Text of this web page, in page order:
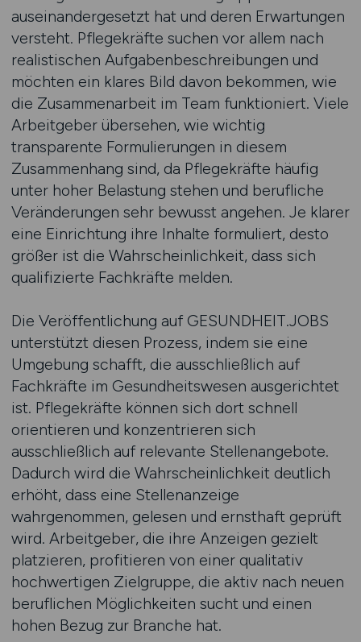
auseinandergesetzt hat und deren Erwartungen
versteht. Pflegekräfte suchen vor allem nach
realistischen Aufgabenbeschreibungen und
möchten ein klares Bild davon bekommen, wie
die Zusammenarbeit im Team funktioniert. Viele
Arbeitgeber übersehen, wie wichtig
transparente Formulierungen in diesem
Zusammenhang sind, da Pflegekräfte häufig
unter hoher Belastung stehen und berufliche
Veränderungen sehr bewusst angehen. Je klarer
eine Einrichtung ihre Inhalte formuliert, desto
größer ist die Wahrscheinlichkeit, dass sich
qualifizierte Fachkräfte melden.
Die Veröffentlichung auf GESUNDHEIT.JOBS
unterstützt diesen Prozess, indem sie eine
Umgebung schafft, die ausschließlich auf
Fachkräfte im Gesundheitswesen ausgerichtet
ist. Pflegekräfte können sich dort schnell
orientieren und konzentrieren sich
ausschließlich auf relevante Stellenangebote.
Dadurch wird die Wahrscheinlichkeit deutlich
erhöht, dass eine Stellenanzeige
wahrgenommen, gelesen und ernsthaft geprüft
wird. Arbeitgeber, die ihre Anzeigen gezielt
platzieren, profitieren von einer qualitativ
hochwertigen Zielgruppe, die aktiv nach neuen
beruflichen Möglichkeiten sucht und einen
hohen Bezug zur Branche hat.